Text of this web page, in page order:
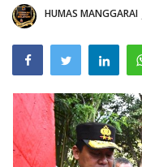
Reskrim
Lantas
Giat Ops
Polisi Kita
Mitra Polisi
HUMAS MANGGARAI